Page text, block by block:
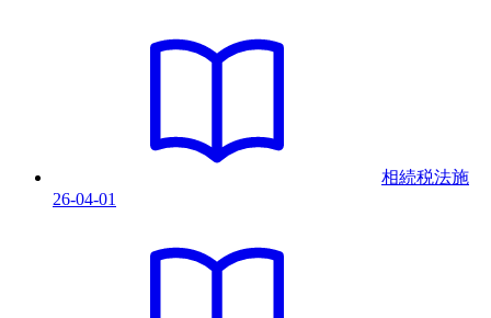
相続税法施
26-04-01